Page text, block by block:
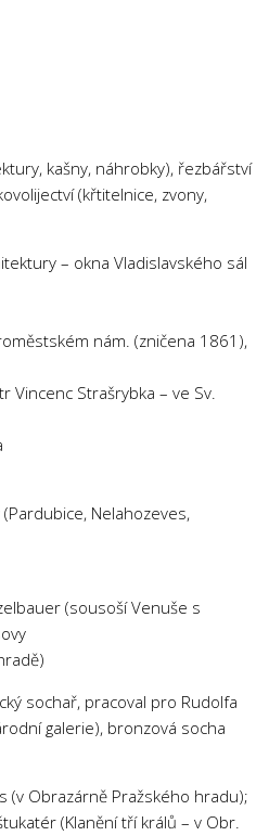
kašny, náhrobky), řezbářství
(křtitelnice, zvony,
– okna Vladislavského sál
nám. (zničena 1861),
Vincenc Strašrybka – ve Sv.
Nelahozeves,
(sousoší Venuše s
sochař, pracoval pro Rudolfa
galerie), bronzová socha
(v Obrazárně Pražského hradu);
(Klanění tří králů – v Obr.